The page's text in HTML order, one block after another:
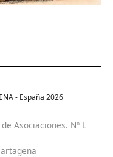
- España 2026
Asociaciones. Nº L